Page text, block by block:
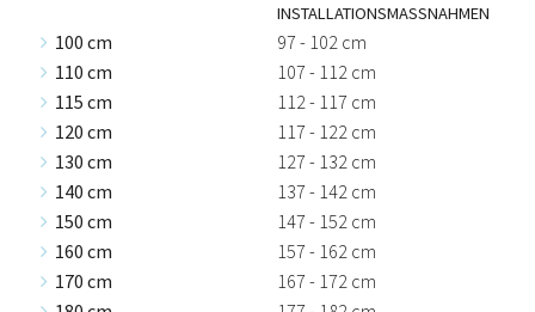
INSTALLATIONSMASSNAHMEN
100 cm
97 - 102 cm
110 cm
107 - 112 cm
115 cm
112 - 117 cm
120 cm
117 - 122 cm
130 cm
127 - 132 cm
140 cm
137 - 142 cm
150 cm
147 - 152 cm
160 cm
157 - 162 cm
170 cm
167 - 172 cm